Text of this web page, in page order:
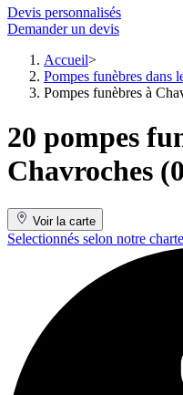
Devis personnalisés
Demander un devis
Accueil
Pompes funèbres dans
Pompes funèbres à
20 pompes
Chavroches
Voir la carte
Selectionnés selon notre